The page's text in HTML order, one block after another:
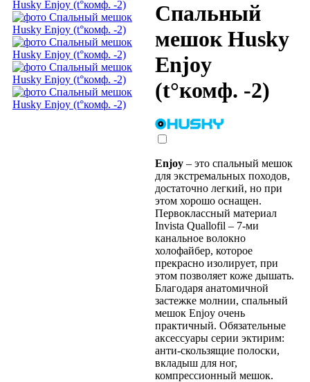
Спальный
мешок Husky
Enjoy
(t°комф. -2)
Enjoy – это спальный мешок
для экстремальных походов,
достаточно легкий, но при
этом хорошо оснащен.
Первоклассный материал
Invista Quallofil – 7-ми
канальное волокно
холофайбер, которое
прекрасно изолирует, при
этом позволяет коже дышать.
Благодаря анатомичной
застежке молнии, спальный
мешок Enjoy очень
практичный. Обязательные
аксессуары серии эктирим:
анти-скользящие полоски,
вкладыш для ног,
компрессионный мешок.